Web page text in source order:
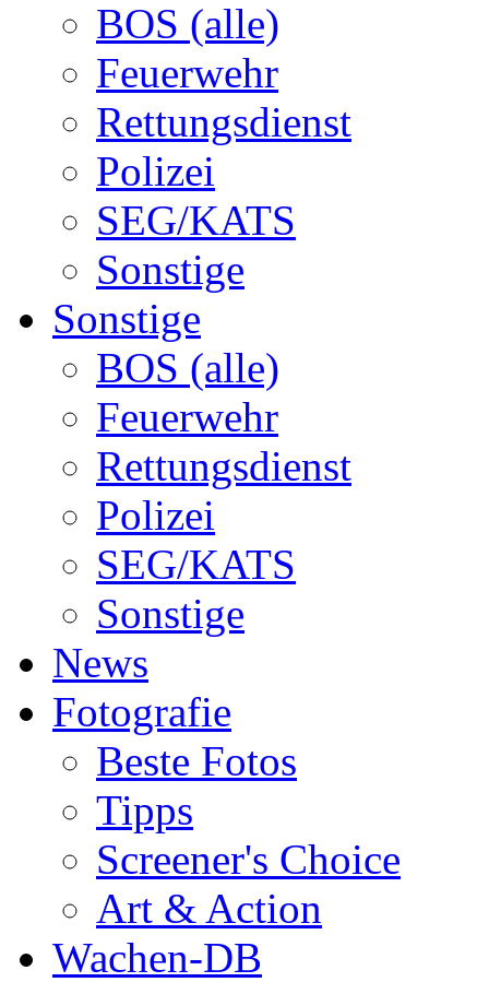
BOS (alle)
Feuerwehr
Rettungsdienst
Polizei
SEG/KATS
Sonstige
Sonstige
BOS (alle)
Feuerwehr
Rettungsdienst
Polizei
SEG/KATS
Sonstige
News
Fotografie
Beste Fotos
Tipps
Screener's Choice
Art & Action
Wachen-DB